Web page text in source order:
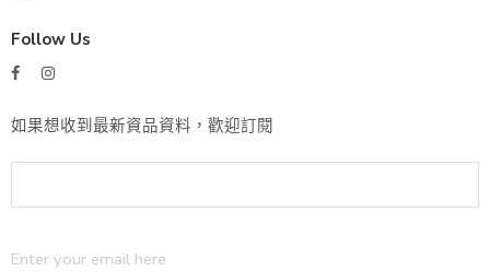
Follow Us
如果想收到最新資品資料，歡迎訂閱